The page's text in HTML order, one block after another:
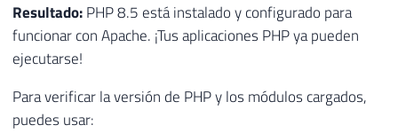
Resultado:PHP 8.5 está instalado y configurado para
funcionar con Apache. ¡Tus aplicaciones PHP ya pueden
ejecutarse!
Para verificar la versión de PHP y los módulos cargados,
puedes usar: